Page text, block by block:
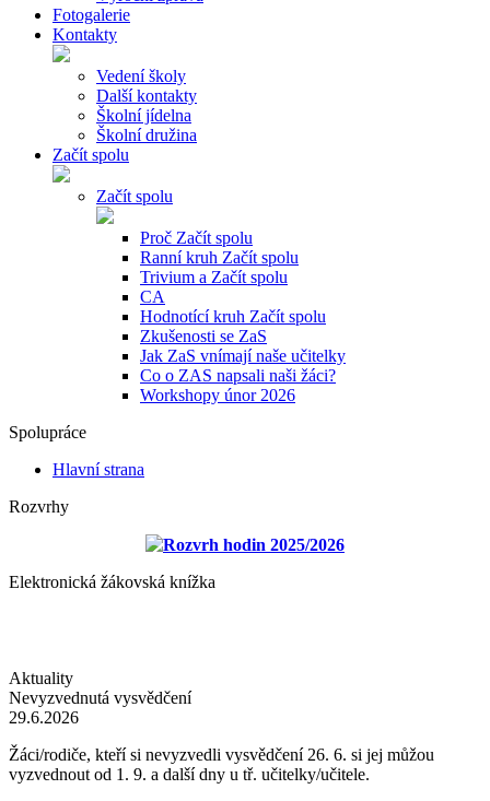
Fotogalerie
Kontakty
Vedení školy
Další kontakty
Školní jídelna
Školní družina
Začít spolu
Začít spolu
Proč Začít spolu
Ranní kruh Začít spolu
Trivium a Začít spolu
CA
Hodnotící kruh Začít spolu
Zkušenosti se ZaS
Jak ZaS vnímají naše učitelky
Co o ZAS napsali naši žáci?
Workshopy únor 2026
Spolupráce
Hlavní strana
Rozvrhy
Rozvrh hodin 2025/2026
Elektronická žákovská knížka
Aktuality
Nevyzvednutá vysvědčení
29.6.2026
Žáci/rodiče, kteří si nevyzvedli vysvědčení 26. 6. si jej můžou
vyzvednout od 1. 9. a další dny u tř. učitelky/učitele.